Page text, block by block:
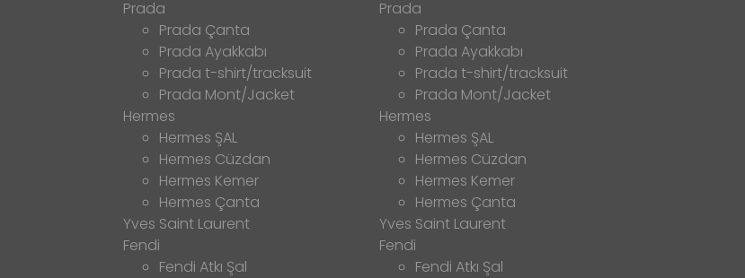
Prada
Prada Çanta
Prada Ayakkabı
Prada t-shirt/tracksuit
Prada Mont/Jacket
Hermes
Hermes ŞAL
Hermes Cüzdan
Hermes Kemer
Hermes Çanta
Yves Saint Laurent
Fendi
Fendi Atkı Şal
Prada
Prada Çanta
Prada Ayakkabı
Prada t-shirt/tracksuit
Prada Mont/Jacket
Hermes
Hermes ŞAL
Hermes Cüzdan
Hermes Kemer
Hermes Çanta
Yves Saint Laurent
Fendi
Fendi Atkı Şal